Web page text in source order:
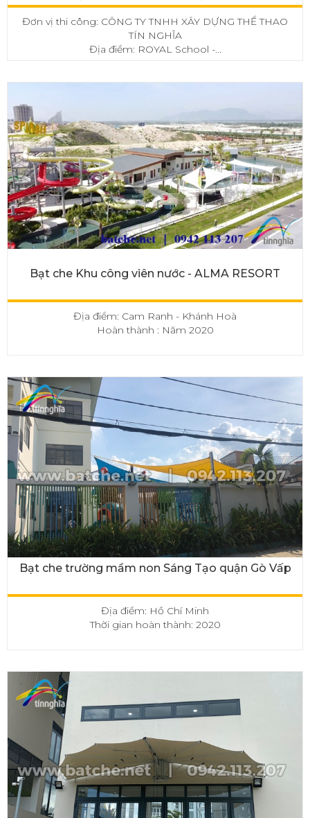
Đơn vị thi công: CÔNG TY TNHH XÂY DỰNG THỂ THAO
TÍN NGHĨA
Địa điểm: ROYAL School -...
Bạt che Khu công viên nước - ALMA RESORT
Địa điểm: Cam Ranh - Khánh Hoà
Hoàn thành : Năm 2020
Bạt che trường mầm non Sáng Tạo quận Gò Vấp
Địa điểm: Hồ Chí Minh
Thời gian hoàn thành: 2020